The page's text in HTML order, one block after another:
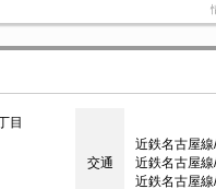
目
交通
近鉄名古屋
近鉄名古屋
近鉄名古屋